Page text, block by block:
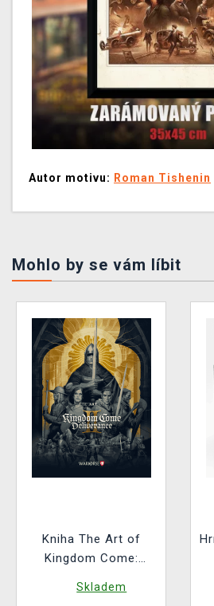
Autor motivu: Roman Tishenin
Mohlo by se vám líbit
Kniha The Art of
Kingdom Come:
Skladem